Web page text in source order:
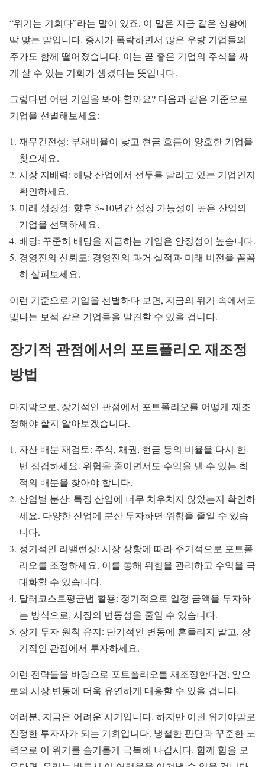
“위기는 기회다”라는 말이 있죠. 이 말은 지금 같은 상황에
딱 맞는 말입니다. 증시가 폭락하면서 많은 우량 기업들의
주가도 함께 떨어졌습니다. 이는 곧 좋은 기업의 주식을 싸
게 살 수 있는 기회가 생겼다는 뜻입니다.
그렇다면 어떤 기업을 봐야 할까요? 다음과 같은 기준으로
기업을 선별해보세요:
재무건전성: 부채비율이 낮고 현금 흐름이 양호한 기업을
찾으세요.
시장 지배력: 해당 산업에서 선두를 달리고 있는 기업인지
확인하세요.
미래 성장성: 향후 5~10년간 성장 가능성이 높은 산업의
기업을 선택하세요.
배당: 꾸준히 배당을 지급하는 기업은 안정성이 높습니다.
경영진의 신뢰도: 경영진의 과거 실적과 미래 비전을 꼼꼼
히 살펴보세요.
이런 기준으로 기업을 선별하다 보면, 지금의 위기 속에서도
빛나는 보석 같은 기업들을 발견할 수 있을 겁니다.
장기적 관점에서의 포트폴리오 재조정
방법
마지막으로, 장기적인 관점에서 포트폴리오를 어떻게 재조
정해야 할지 알아보겠습니다.
자산 배분 재검토: 주식, 채권, 현금 등의 비율을 다시 한
번 점검하세요. 위험을 줄이면서도 수익을 낼 수 있는 최
적의 배분을 찾아야 합니다.
산업별 분산: 특정 산업에 너무 치우치지 않았는지 확인하
세요. 다양한 산업에 분산 투자하면 위험을 줄일 수 있습
니다.
정기적인 리밸런싱: 시장 상황에 따라 주기적으로 포트폴
리오를 조정하세요. 이를 통해 위험을 관리하고 수익을 극
대화할 수 있습니다.
달러코스트평균법 활용: 정기적으로 일정 금액을 투자하
는 방식으로, 시장의 변동성을 줄일 수 있습니다.
장기 투자 원칙 유지: 단기적인 변동에 흔들리지 말고, 장
기적인 관점에서 투자하세요.
이런 전략들을 바탕으로 포트폴리오를 재조정한다면, 앞으
로의 시장 변동에 더욱 유연하게 대응할 수 있을 겁니다.
여러분, 지금은 어려운 시기입니다. 하지만 이런 위기야말로
진정한 투자자가 되는 기회입니다. 냉철한 판단과 꾸준한 노
력으로 이 위기를 슬기롭게 극복해 나갑시다. 함께 힘을 모